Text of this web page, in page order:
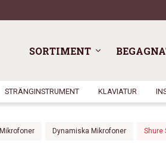
SORTIMENT
STRÄNGINSTRUMENT KLAVIATUR
Mikrofoner Dynamiska Mikrofoner Shure